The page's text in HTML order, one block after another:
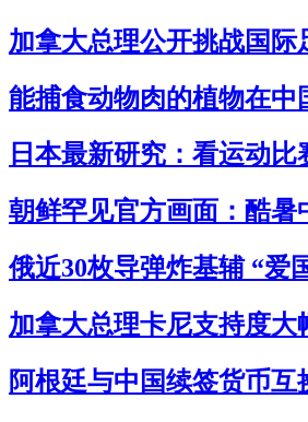
加拿大总理公开挑战国
能捕食动物肉的植物在中
日本最新研究：看运动
朝鲜罕见官方画面：酷暑
俄近30枚导弹炸基辅 “爱
加拿大总理卡尼支持度
阿根廷与中国续签货币